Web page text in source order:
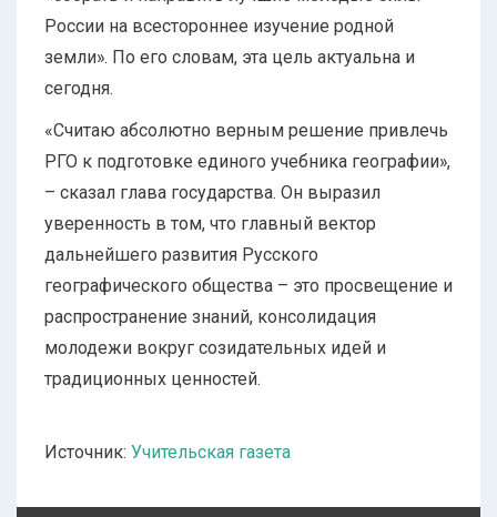
России на всестороннее изучение родной
земли». По его словам, эта цель актуальна и
сегодня.
«Считаю абсолютно верным решение привлечь
РГО к подготовке единого учебника географии»,
– сказал глава государства. Он выразил
уверенность в том, что главный вектор
дальнейшего развития Русского
географического общества – это просвещение и
распространение знаний, консолидация
молодежи вокруг созидательных идей и
традиционных ценностей.
Источник: Учительская газета